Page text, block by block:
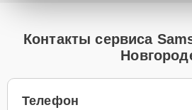
Контакты сервиса
Телефон